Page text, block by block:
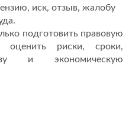
иск, отзыв, жалобу
подготовить правовую
риски, сроки,
и экономическую